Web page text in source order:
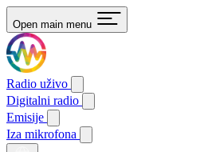
Open main menu
Radio uživo
Digitalni radio
Emisije
Iza mikrofona